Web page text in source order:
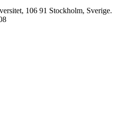
106 91 Stockholm, Sverige.